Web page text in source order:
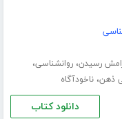
رسیدن،روانشناسی،
ذهن،ناخودآگاه
دانلود کتاب